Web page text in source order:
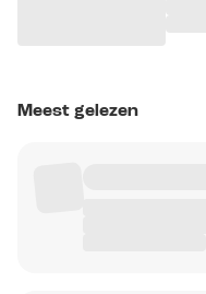
Meest gelezen